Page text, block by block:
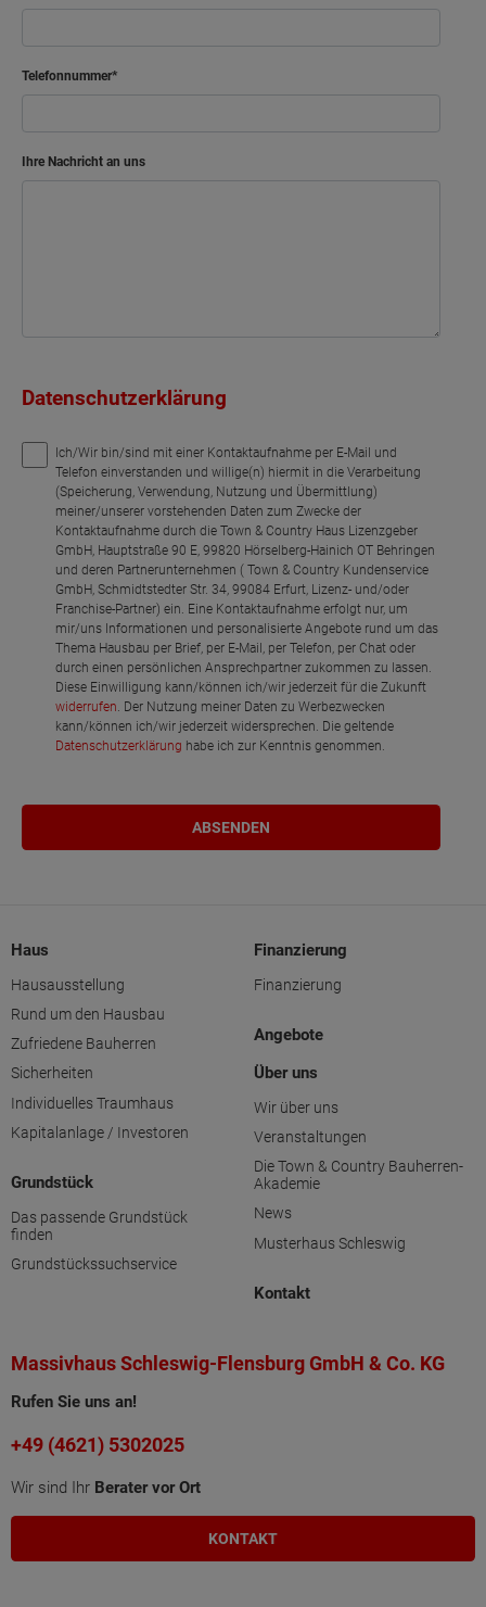
Telefonnummer
Ihre Nachricht an uns
Datenschutzerklärung
Ich/Wir bin/sind mit einer Kontaktaufnahme per E-Mail und
Telefon einverstanden und willige(n) hiermit in die Verarbeitung
(Speicherung, Verwendung, Nutzung und Übermittlung)
meiner/unserer vorstehenden Daten zum Zwecke der
Kontaktaufnahme durch die Town & Country Haus Lizenzgeber
GmbH, Hauptstraße 90 E, 99820 Hörselberg-Hainich OT Behringen
und deren Partnerunternehmen ( Town & Country Kundenservice
GmbH, Schmidtstedter Str. 34, 99084 Erfurt, Lizenz- und/oder
Franchise-Partner) ein. Eine Kontaktaufnahme erfolgt nur, um
mir/uns Informationen und personalisierte Angebote rund um das
Thema Hausbau per Brief, per E-Mail, per Telefon, per Chat oder
durch einen persönlichen Ansprechpartner zukommen zu lassen.
Diese Einwilligung kann/können ich/wir jederzeit für die Zukunft
widerrufen. Der Nutzung meiner Daten zu Werbezwecken
kann/können ich/wir jederzeit widersprechen. Die geltende
Datenschutzerklärung habe ich zur Kenntnis genommen.
Haus
Hausausstellung
Rund um den Hausbau
Zufriedene Bauherren
Sicherheiten
Individuelles Traumhaus
Kapitalanlage / Investoren
Grundstück
Das passende Grundstück
finden
Grundstückssuchservice
Finanzierung
Finanzierung
Angebote
Über uns
Wir über uns
Veranstaltungen
Die Town & Country Bauherren-
Akademie
News
Musterhaus Schleswig
Kontakt
Massivhaus Schleswig-Flensburg GmbH & Co. KG
Rufen Sie uns an!
+49 (4621) 5302025
Wir sind Ihr Berater vor Ort
KONTAKT